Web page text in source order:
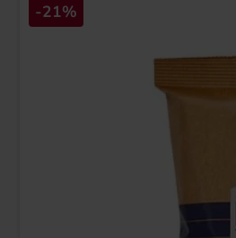
-21%